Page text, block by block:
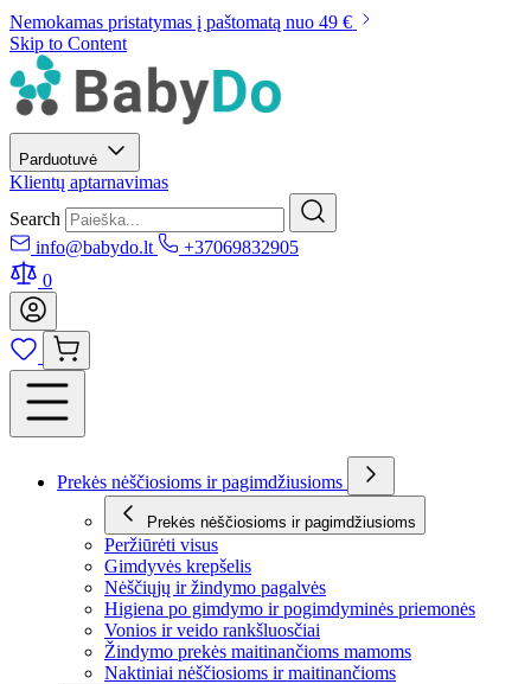
Nemokamas pristatymas į paštomatą nuo 49 €
Skip to Content
Parduotuvė
Klientų aptarnavimas
Search
info@babydo.lt
+37069832905
0
Prekės nėščiosioms ir pagimdžiusioms
Prekės nėščiosioms ir pagimdžiusioms
Peržiūrėti visus
Gimdyvės krepšelis
Nėščiųjų ir žindymo pagalvės
Higiena po gimdymo ir pogimdyminės priemonės
Vonios ir veido rankšluosčiai
Žindymo prekės maitinančioms mamoms
Naktiniai nėščiosioms ir maitinančioms